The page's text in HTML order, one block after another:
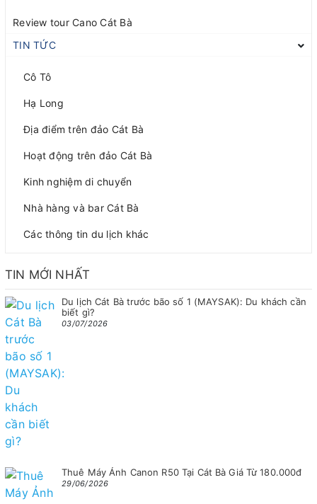
Review tour Cano Cát Bà
TIN TỨC
Cô Tô
Hạ Long
Địa điểm trên đảo Cát Bà
Hoạt động trên đảo Cát Bà
Kinh nghiệm di chuyển
Nhà hàng và bar Cát Bà
Các thông tin du lịch khác
TIN MỚI NHẤT
Du lịch Cát Bà trước bão số 1 (MAYSAK): Du khách cần
biết gì?
03/07/2026
Thuê Máy Ảnh Canon R50 Tại Cát Bà Giá Từ 180.000đ
29/06/2026